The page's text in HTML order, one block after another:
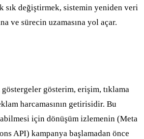
sık değiştirmek, sistemin yeniden veri
ve sürecin uzamasına yol açar.
gösterim, erişim, tıklama
harcamasının getirisidir. Bu
için dönüşüm izlemenin (Meta
API) kampanya başlamadan önce